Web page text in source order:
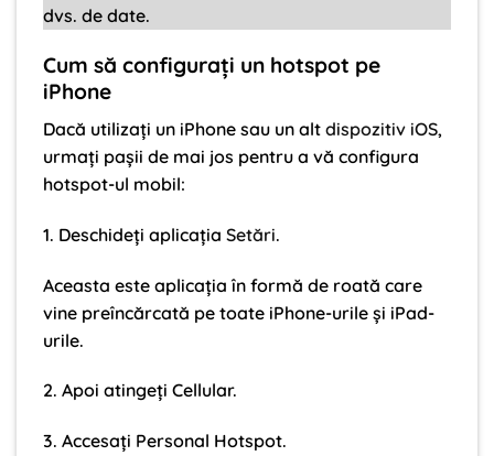
dvs. de date.
Cum să configurați un hotspot pe
iPhone
Dacă utilizați un iPhone sau un alt dispozitiv iOS,
urmați pașii de mai jos pentru a vă configura
hotspot-ul mobil:
1. Deschideți aplicația Setări.
Aceasta este aplicația în formă de roată care
vine preîncărcată pe toate iPhone-urile și iPad-
urile.
2. Apoi atingeți Cellular.
3. Accesați Personal Hotspot.